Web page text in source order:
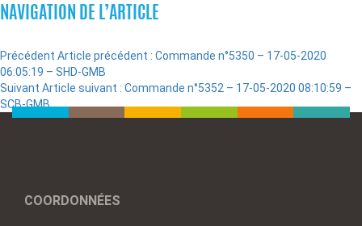
NAVIGATION DE L’ARTICLE
Précédent Article précédent : Commande n°5350 – 17-05-2020
06:05:19 – SHD-GMB
Suivant Article suivant : Commande n°5352 – 17-05-2020 08:10:59 –
SCB-GMB
COORDONNÉES